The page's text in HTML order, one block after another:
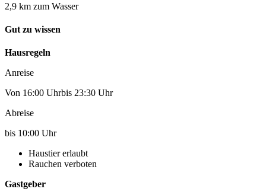
2,9 km zum Wasser
Gut zu wissen
Hausregeln
Anreise
Von 16:00 Uhrbis 23:30 Uhr
Abreise
bis 10:00 Uhr
Haustier erlaubt
Rauchen verboten
Gastgeber